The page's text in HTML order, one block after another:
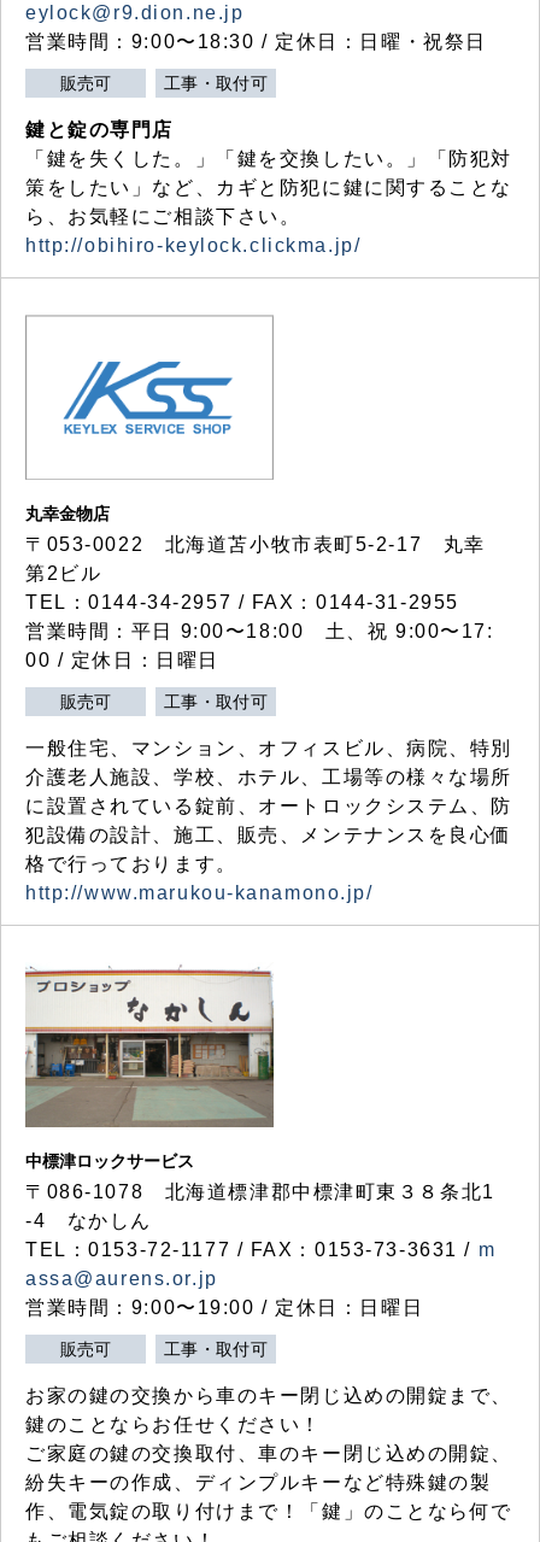
eylock@r9.dion.ne.jp
営業時間：9:00〜18:30 / 定休日：日曜・祝祭日
販売可 工事・取付可
鍵と錠の専門店
「鍵を失くした。」「鍵を交換したい。」「防犯対
策をしたい」など、カギと防犯に鍵に関することな
ら、お気軽にご相談下さい。
http://obihiro-keylock.clickma.jp/
丸幸金物店
〒053-0022 北海道苫小牧市表町5-2-17 丸幸
第2ビル
TEL：0144-34-2957 / FAX：0144-31-2955
営業時間：平日 9:00〜18:00 土、祝 9:00〜17:
00 / 定休日：日曜日
販売可 工事・取付可
一般住宅、マンション、オフィスビル、病院、特別
介護老人施設、学校、ホテル、工場等の様々な場所
に設置されている錠前、オートロックシステム、防
犯設備の設計、施工、販売、メンテナンスを良心価
格で行っております。
http://www.marukou-kanamono.jp/
中標津ロックサービス
〒086-1078 北海道標津郡中標津町東３８条北1
-4 なかしん
TEL：0153-72-1177 / FAX：0153-73-3631 / m
assa@aurens.or.jp
営業時間：9:00〜19:00 / 定休日：日曜日
販売可 工事・取付可
お家の鍵の交換から車のキー閉じ込めの開錠まで、
鍵のことならお任せください！
ご家庭の鍵の交換取付、車のキー閉じ込めの開錠、
紛失キーの作成、ディンプルキーなど特殊鍵の製
作、電気錠の取り付けまで！「鍵」のことなら何で